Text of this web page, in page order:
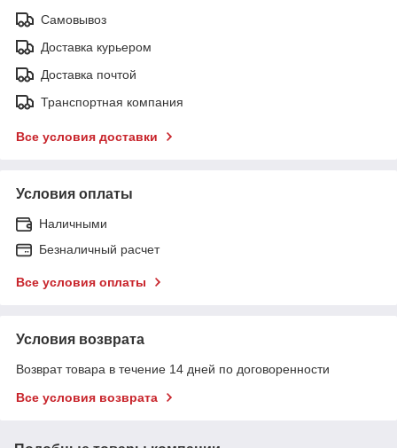
Самовывоз
Доставка курьером
Доставка почтой
Транспортная компания
Все условия доставки
Условия оплаты
Наличными
Безналичный расчет
Все условия оплаты
Условия возврата
Возврат товара в течение 14 дней по договоренности
Все условия возврата